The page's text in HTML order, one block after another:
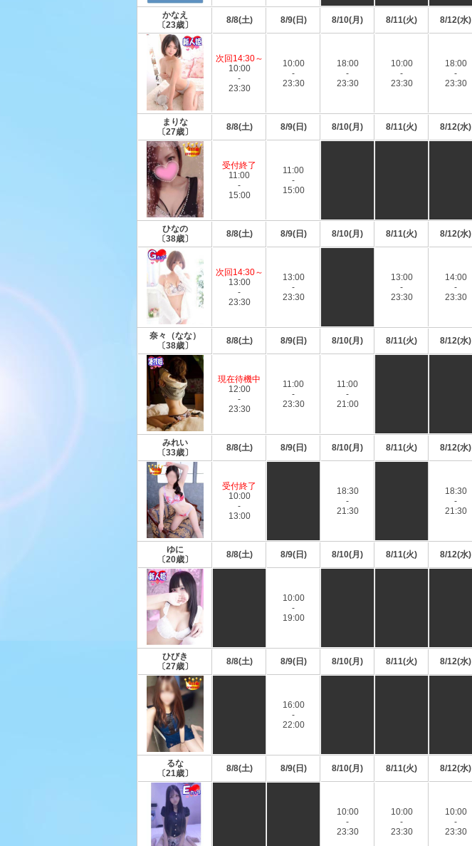
かなえ
〔23歳〕
8/8(土) 8/9(日) 8/10(月) 8/11(火) 8/12(水)
次回14:30～
10:00
-
23:30
10:00
-
23:30
18:00
-
23:30
10:00
-
23:30
18:00
-
23:30
まりな
〔27歳〕
8/8(土) 8/9(日) 8/10(月) 8/11(火) 8/12(水)
受付終了
11:00
-
15:00
11:00
-
15:00
ひなの
〔38歳〕
8/8(土) 8/9(日) 8/10(月) 8/11(火) 8/12(水)
次回14:30～
13:00
-
23:30
13:00
-
23:30
13:00
-
23:30
14:00
-
23:30
奈々（なな）
〔38歳〕
8/8(土) 8/9(日) 8/10(月) 8/11(火) 8/12(水)
現在待機中
12:00
-
23:30
11:00
-
23:30
11:00
-
21:00
みれい
〔33歳〕
8/8(土) 8/9(日) 8/10(月) 8/11(火) 8/12(水)
受付終了
10:00
-
13:00
18:30
-
21:30
18:30
-
21:30
ゆに
〔20歳〕
8/8(土) 8/9(日) 8/10(月) 8/11(火) 8/12(水)
10:00
-
19:00
ひびき
〔27歳〕
8/8(土) 8/9(日) 8/10(月) 8/11(火) 8/12(水)
16:00
-
22:00
るな
〔21歳〕
8/8(土) 8/9(日) 8/10(月) 8/11(火) 8/12(水)
10:00
-
23:30
10:00
-
23:30
10:00
-
23:30